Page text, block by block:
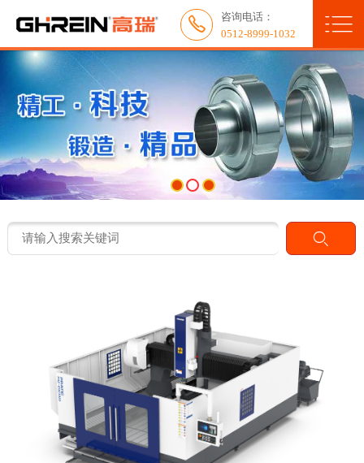
 网站首页
关于我们
新闻中心
产品展示
服务与应用
人力资源

咨询电话：
0512-8999-1032
